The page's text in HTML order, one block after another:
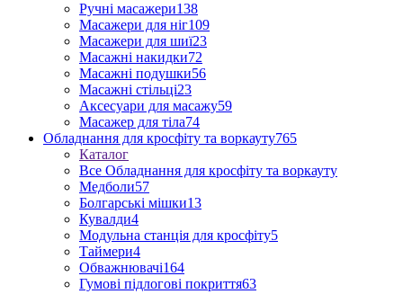
Ручні масажери138
Масажери для ніг109
Масажери для шиї23
Масажні накидки72
Масажні подушки56
Масажні стільці23
Аксесуари для масажу59
Масажер для тіла74
Обладнання для кросфіту та воркауту765
Каталог
Все Обладнання для кросфіту та воркауту
Медболи57
Болгарські мішки13
Кувалди4
Модульна станція для кросфіту5
Таймери4
Обважнювачі164
Гумові підлогові покриття63